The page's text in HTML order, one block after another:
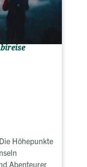
Höhepunkte
Abenteurer